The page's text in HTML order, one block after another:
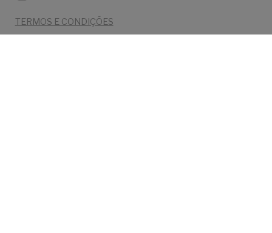
TERMOS E CONDIÇÕES